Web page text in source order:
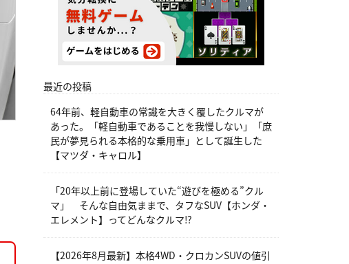
最近の投稿
64年前、軽自動車の常識を大きく覆したクルマが
あった。「軽自動車であることを我慢しない」「庶
民が夢見られる本格的な乗用車」として誕生した
【マツダ・キャロル】
「20年以上前に登場していた“遊びを極める”クル
マ」 そんな自由気ままで、タフなSUV【ホンダ・
エレメント】ってどんなクルマ⁉︎
【2026年8月最新】本格4WD・クロカンSUVの値引